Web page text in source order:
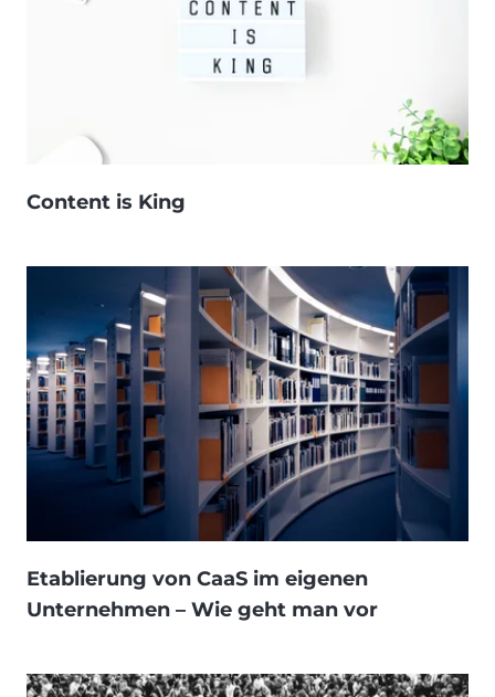
Content is King
Etablierung von CaaS im eigenen
Unternehmen – Wie geht man vor